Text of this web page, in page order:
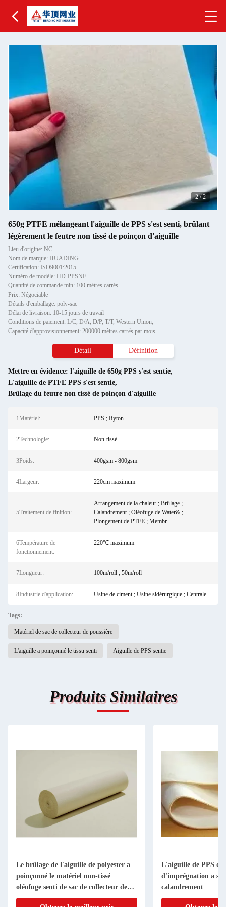
2/2
650g PTFE mélangeant l'aiguille de PPS s'est senti, brûlant
légèrement le feutre non tissé de poinçon d'aiguille
Lieu d'origine: NC
Nom de marque: HUADING
Certification: ISO9001:2015
Numéro de modèle: HD-PPSNF
Quantité de commande min: 100 mètres carrés
Prix: Négociable
Détails d'emballage: poly-sac
Délai de livraison: 10-15 jours de travail
Conditions de paiement: L/C, D/A, D/P, T/T, Western Union,
Capacité d'approvisionnement: 200000 mètres carrés par mois
Détail Définition
Mettre en évidence: l'aiguille de 650g PPS s'est sentie,
L'aiguille de PTFE PPS s'est sentie,
Brûlage du feutre non tissé de poinçon d'aiguille
1Matériel: PPS ; Ryton
2Technologie: Non-tissé
3Poids: 400gsm - 800gsm
4Largeur: 220cm maximum
5Traitement de finition:
Arrangement de la chaleur ; Brûlage ;
Calandrement ; Oléofuge de Water& ;
Plongement de PTFE ; Membr
6Température de
fonctionnement:
220℃ maximum
7Longueur: 100m/roll ; 50m/roll
8Industrie d'application: Usine de ciment ; Usine sidérurgique ; Centrale
Tags:
Matériel de sac de collecteur de poussière
L'aiguille a poinçonné le tissu senti Aiguille de PPS sentie
Produits Similaires
Le brûlage de l'aiguille de polyester a
poinçonné le matériel non-tissé
oléofuge senti de sac de collecteur de
poussière
L'aiguille de PPS
d'imprégnation a
calandrement